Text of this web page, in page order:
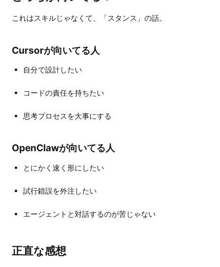
これはスキルじゃなくて、「スタンス」の話。
Cursorが向いてる人
自分で設計したい
コードの責任を持ちたい
思考プロセスを大事にする
OpenClawが向いてる人
とにかく速く形にしたい
試行錯誤を外注したい
エージェントと対話するのが苦じゃない
正直な感想